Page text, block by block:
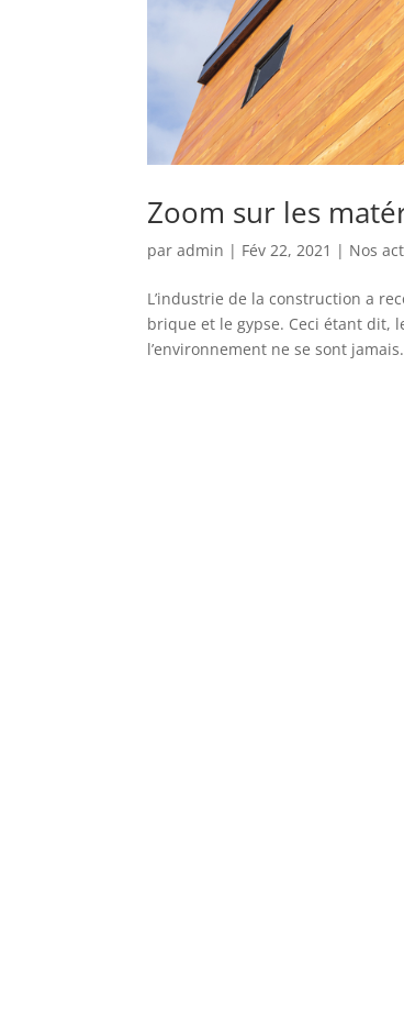
Zoom sur les
paradmin | Fév 22, 2021 | Nos
L’industrie de la construction a
brique et le gypse. Ceci étant dit,
l’environnement ne se sont